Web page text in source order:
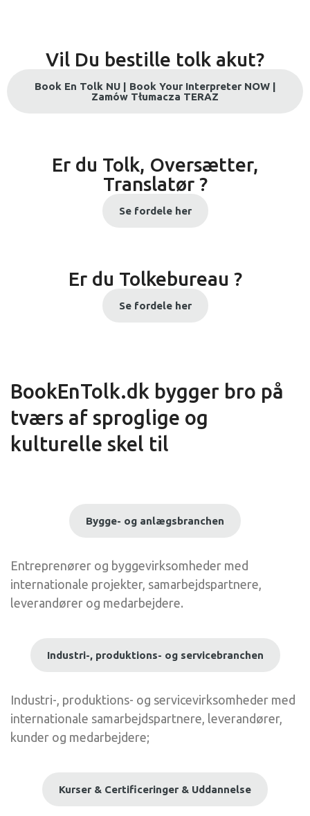
Vil Du bestille tolk akut?
Book En Tolk NU | Book Your Interpreter NOW |
Zamów Tłumacza TERAZ
Er du Tolk, Oversætter,
Translatør ?
Se fordele her
Er du Tolkebureau ?
Se fordele her
BookEnTolk.dk bygger bro på
tværs af sproglige og
kulturelle skel til
Bygge- og anlægsbranchen
Entreprenører og byggevirksomheder med
internationale projekter, samarbejdspartnere,
leverandører og medarbejdere.
Industri-, produktions- og servicebranchen
Industri-, produktions- og servicevirksomheder med
internationale samarbejdspartnere, leverandører,
kunder og medarbejdere;
Kurser & Certificeringer & Uddannelse